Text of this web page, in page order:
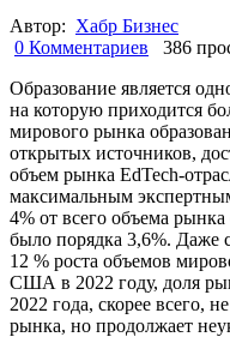
Автор: Хабр Бизнес
0 Комментариев
386
Образование является
на которую приходится
мирового рынка
открытых источников,
объем рынка EdTech-
максимальным
4% от всего объема
было порядка 3,6%. Даже
12 % роста объемов
США в 2022 году, доля
2022 года, скорее всего,
рынка, но продолжает